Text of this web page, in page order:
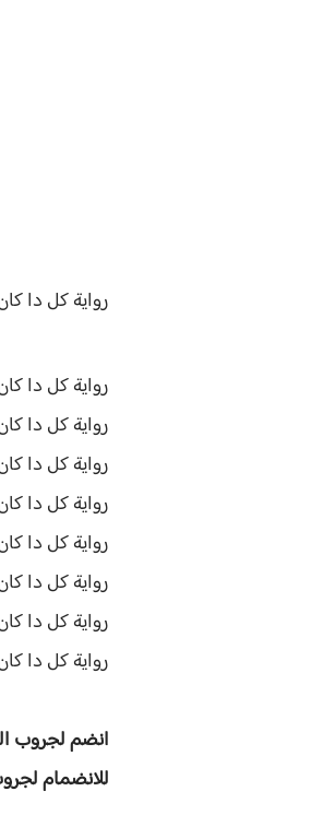
روايةكل دا
رواية كل دا
رواية كل دا
رواية كل دا
رواية كل دا
رواية كل دا
رواية كل دا
رواية كل دا
رواية كل دا كان
انضم لجروب ا
للانضمام